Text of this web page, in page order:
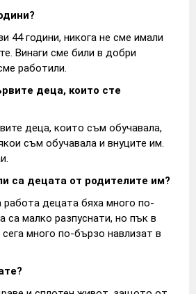
44 години, никога не сме имали
Винаги сме били в добри
работили.
деца, които сте
деца, които съм обучавала,
съм обучавала и внуците им.
са децата от родителите им?
работа децата бяха много по-
са малко разпуснати, но пък в
много по-бързо навлизат в